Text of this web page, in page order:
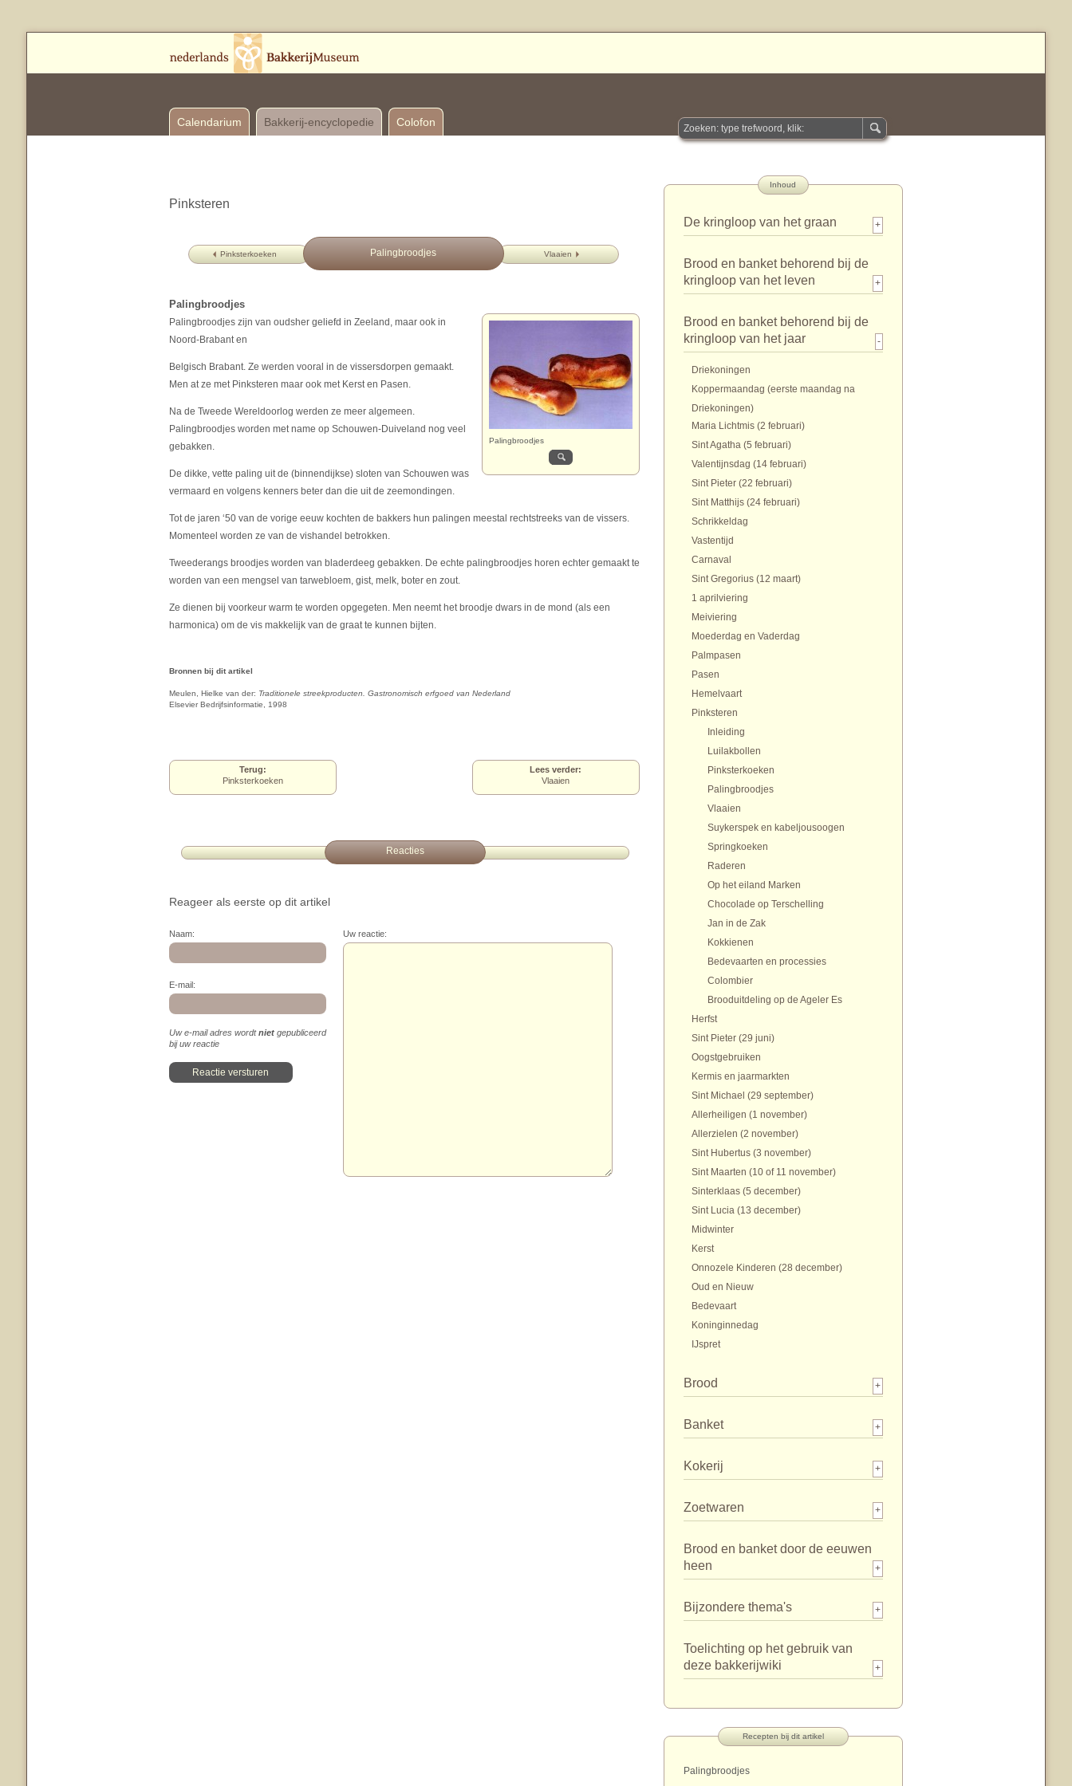
Calendarium Bakkerij-encyclopedie Colofon
Pinksteren
Pinksterkoeken Vlaaien
Palingbroodjes
Palingbroodjes
Palingbroodjes
Palingbroodjes zijn van oudsher geliefd in Zeeland, maar ook in
Noord-Brabant en
Belgisch Brabant. Ze werden vooral in de vissersdorpen gemaakt.
Men at ze met Pinksteren maar ook met Kerst en Pasen.
Na de Tweede Wereldoorlog werden ze meer algemeen.
Palingbroodjes worden met name op Schouwen-Duiveland nog veel
gebakken.
De dikke, vette paling uit de (binnendijkse) sloten van Schouwen was
vermaard en volgens kenners beter dan die uit de zeemondingen.
Tot de jaren ‘50 van de vorige eeuw kochten de bakkers hun palingen meestal rechtstreeks van de vissers.
Momenteel worden ze van de vishandel betrokken.
Tweederangs broodjes worden van bladerdeeg gebakken. De echte palingbroodjes horen echter gemaakt te
worden van een mengsel van tarwebloem, gist, melk, boter en zout.
Ze dienen bij voorkeur warm te worden opgegeten. Men neemt het broodje dwars in de mond (als een
harmonica) om de vis makkelijk van de graat te kunnen bijten.
Bronnen bij dit artikel
Meulen, Hielke van der: Traditionele streekproducten. Gastronomisch erfgoed van Nederland
Elsevier Bedrijfsinformatie, 1998
Terug:
Pinksterkoeken
Lees verder:
Vlaaien
Reacties
Reageer als eerste op dit artikel
Naam:
E-mail:
Uw e-mail adres wordtnietgepubliceerd
bij uw reactie
Uw reactie:
Inhoud
De kringloop van het graan +
Brood en banket behorend bij de
kringloop van het leven
+
Brood en banket behorend bij de
kringloop van het jaar
-
Driekoningen
Koppermaandag (eerste maandag na
Driekoningen)
Maria Lichtmis (2 februari)
Sint Agatha (5 februari)
Valentijnsdag (14 februari)
Sint Pieter (22 februari)
Sint Matthijs (24 februari)
Schrikkeldag
Vastentijd
Carnaval
Sint Gregorius (12 maart)
1 aprilviering
Meiviering
Moederdag en Vaderdag
Palmpasen
Pasen
Hemelvaart
Pinksteren
Inleiding
Luilakbollen
Pinksterkoeken
Palingbroodjes
Vlaaien
Suykerspek en kabeljousoogen
Springkoeken
Raderen
Op het eiland Marken
Chocolade op Terschelling
Jan in de Zak
Kokkienen
Bedevaarten en processies
Colombier
Brooduitdeling op de Ageler Es
Herfst
Sint Pieter (29 juni)
Oogstgebruiken
Kermis en jaarmarkten
Sint Michael (29 september)
Allerheiligen (1 november)
Allerzielen (2 november)
Sint Hubertus (3 november)
Sint Maarten (10 of 11 november)
Sinterklaas (5 december)
Sint Lucia (13 december)
Midwinter
Kerst
Onnozele Kinderen (28 december)
Oud en Nieuw
Bedevaart
Koninginnedag
IJspret
Brood +
Banket +
Kokerij +
Zoetwaren +
Brood en banket door de eeuwen
heen
+
Bijzondere thema's +
Toelichting op het gebruik van
deze bakkerijwiki
+
Recepten bij dit artikel
Palingbroodjes